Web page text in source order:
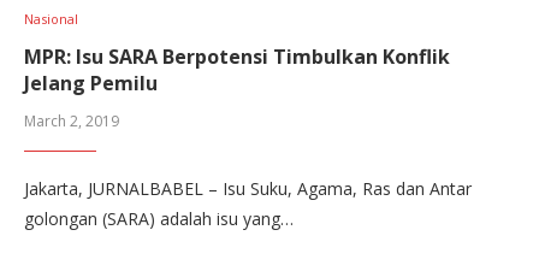
Nasional
MPR: Isu SARA Berpotensi Timbulkan Konflik
Jelang Pemilu
March 2, 2019
Jakarta, JURNALBABEL – Isu Suku, Agama, Ras dan Antar
golongan (SARA) adalah isu yang…